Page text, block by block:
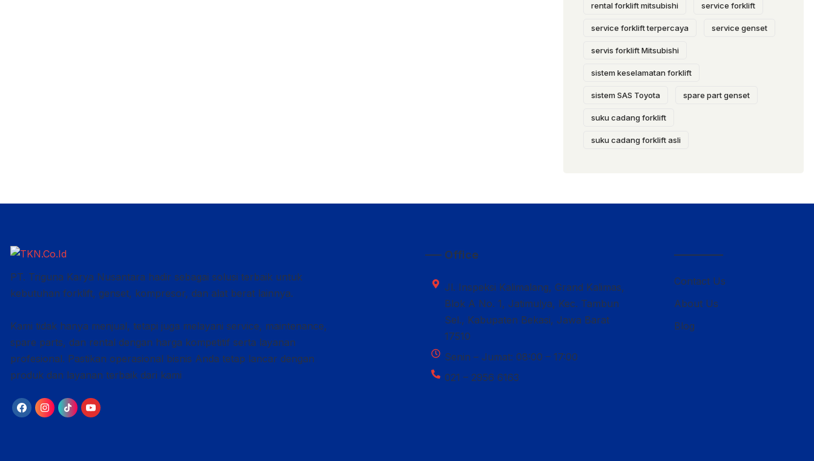
rental forklift mitsubishi service forklift
service forklift terpercaya service genset
servis forklift Mitsubishi
sistem keselamatan forklift
sistem SAS Toyota spare part genset
suku cadang forklift
suku cadang forklift asli
PT. Triguna Karya Nusantara hadir sebagai solusi terbaik untuk
kebutuhan forklift, genset, kompresor, dan alat berat lainnya.
Kami tidak hanya menjual, tetapi juga melayani service, maintenance,
spare parts, dan rental dengan harga kompetitif serta layanan
profesional. Pastikan operasional bisnis Anda tetap lancar dengan
produk dan layanan terbaik dari kami
—– Office
Jl. Inspeksi Kalimalang, Grand Kalimas,
Blok A No. 1, Jatimulya, Kec. Tambun
Sel., Kabupaten Bekasi, Jawa Barat
17510
Senin – Jumat: 08:00 – 17:00
021 – 2956 6163
————–
Contact Us
About Us
Blog